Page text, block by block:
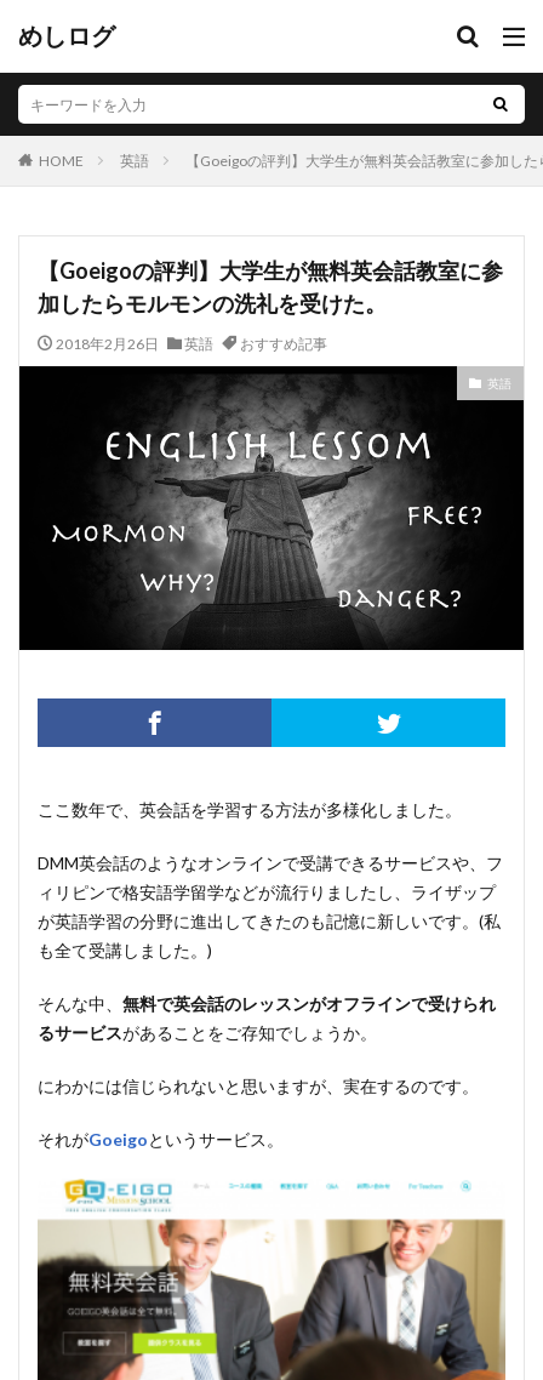
めしログ
HOME 英語 【Goeigoの評判】大学生が無料英会話教室に参加し
【Goeigoの評判】大学生が無料英会話教室に参
加したらモルモンの洗礼を受けた。
2018年2月26日 英語 おすすめ記事
英語
ここ数年で、英会話を学習する方法が多様化しました。
DMM英会話のようなオンラインで受講できるサービスや、フ
ィリピンで格安語学留学などが流行りましたし、ライザップ
が英語学習の分野に進出してきたのも記憶に新しいです。(私
も全て受講しました。)
そんな中、 無料で英会話のレッスンがオフラインで受けられ
るサービスがあることをご存知でしょうか。
にわかには信じられないと思いますが、実在するのです。
それがGoeigoというサービス。